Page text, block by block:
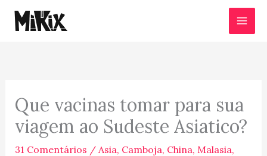
para
Que vacinas tomar para sua
viagem ao Sudeste Asiatico?
31 Comentários / Asia, Camboja, China, Malasia,